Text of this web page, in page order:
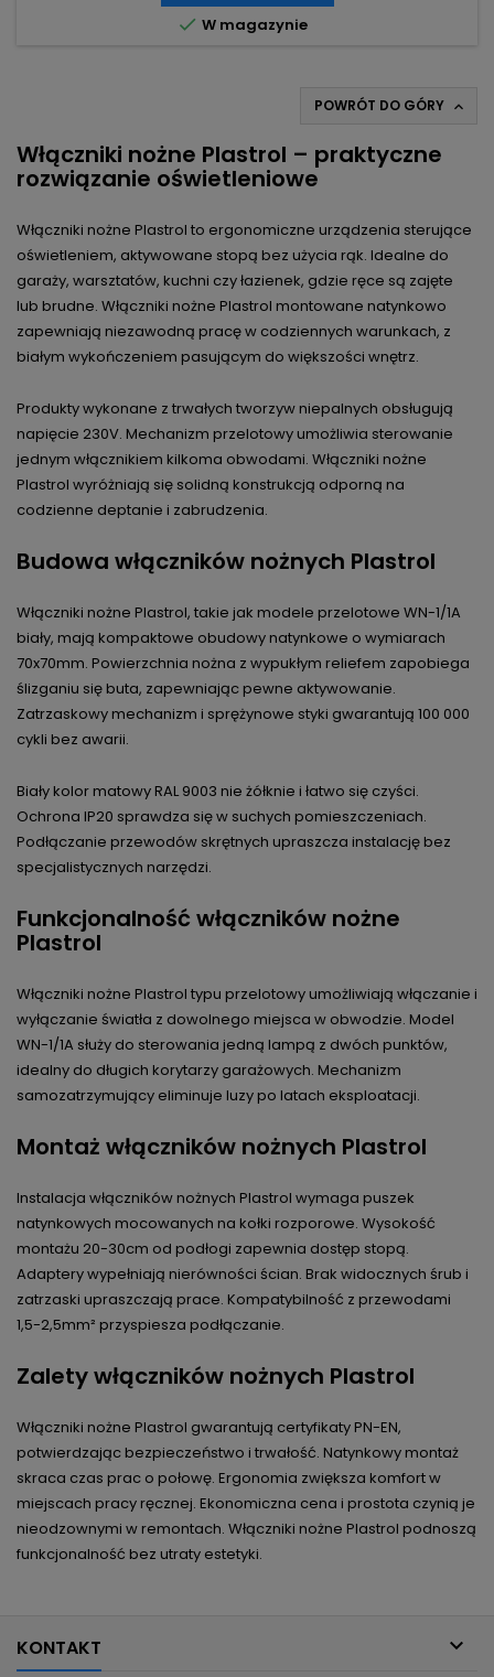
 W magazynie
POWRÓT DO GÓRY 
Włączniki nożne Plastrol – praktyczne
rozwiązanie oświetleniowe
Włączniki nożne Plastrol to ergonomiczne urządzenia sterujące
oświetleniem, aktywowane stopą bez użycia rąk. Idealne do
garaży, warsztatów, kuchni czy łazienek, gdzie ręce są zajęte
lub brudne. Włączniki nożne Plastrol montowane natynkowo
zapewniają niezawodną pracę w codziennych warunkach, z
białym wykończeniem pasującym do większości wnętrz.
Produkty wykonane z trwałych tworzyw niepalnych obsługują
napięcie 230V. Mechanizm przelotowy umożliwia sterowanie
jednym włącznikiem kilkoma obwodami. Włączniki nożne
Plastrol wyróżniają się solidną konstrukcją odporną na
codzienne deptanie i zabrudzenia.
Budowa włączników nożnych Plastrol
Włączniki nożne Plastrol, takie jak modele przelotowe WN-1/1A
biały, mają kompaktowe obudowy natynkowe o wymiarach
70x70mm. Powierzchnia nożna z wypukłym reliefem zapobiega
ślizganiu się buta, zapewniając pewne aktywowanie.
Zatrzaskowy mechanizm i sprężynowe styki gwarantują 100 000
cykli bez awarii.
Biały kolor matowy RAL 9003 nie żółknie i łatwo się czyści.
Ochrona IP20 sprawdza się w suchych pomieszczeniach.
Podłączanie przewodów skrętnych upraszcza instalację bez
specjalistycznych narzędzi.
Funkcjonalność włączników nożne
Plastrol
Włączniki nożne Plastrol typu przelotowy umożliwiają włączanie i
wyłączanie światła z dowolnego miejsca w obwodzie. Model
WN-1/1A służy do sterowania jedną lampą z dwóch punktów,
idealny do długich korytarzy garażowych. Mechanizm
samozatrzymujący eliminuje luzy po latach eksploatacji.
Montaż włączników nożnych Plastrol
Instalacja włączników nożnych Plastrol wymaga puszek
natynkowych mocowanych na kołki rozporowe. Wysokość
montażu 20-30cm od podłogi zapewnia dostęp stopą.
Adaptery wypełniają nierówności ścian. Brak widocznych śrub i
zatrzaski upraszczają prace. Kompatybilność z przewodami
1,5-2,5mm² przyspiesza podłączanie.
Zalety włączników nożnych Plastrol
Włączniki nożne Plastrol gwarantują certyfikaty PN-EN,
potwierdzając bezpieczeństwo i trwałość. Natynkowy montaż
skraca czas prac o połowę. Ergonomia zwiększa komfort w
miejscach pracy ręcznej. Ekonomiczna cena i prostota czynią je
nieodzownymi w remontach. Włączniki nożne Plastrol podnoszą
funkcjonalność bez utraty estetyki.
KONTAKT 